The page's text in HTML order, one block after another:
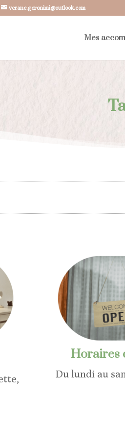
verane.geronimi@outlook.com
Mes
Horaires
Du lundi au